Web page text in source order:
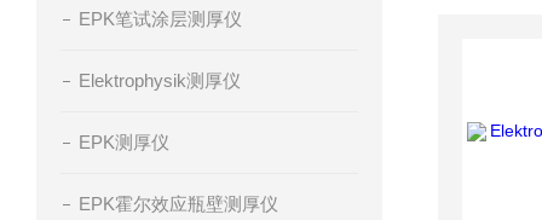
EPK笔试涂层测厚仪
Elektrophysik测厚仪
EPK测厚仪
EPK霍尔效应瓶壁测厚仪